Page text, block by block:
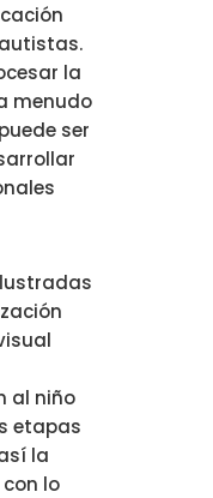
la
menudo
ser
al niño
etapas
la
lo